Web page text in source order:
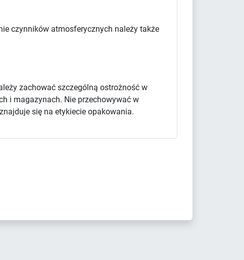
czynników atmosferycznych należy także
zachować szczególną ostrożność w
i magazynach. Nie przechowywać w
się na etykiecie opakowania.